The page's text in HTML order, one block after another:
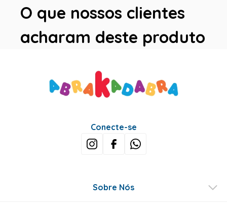
O que nossos clientes
acharam deste produto
Conecte-se
Sobre Nós